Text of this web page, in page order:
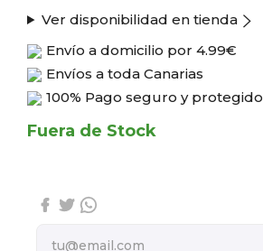
Ver disponibilidad en tienda
Envío a domicilio por 4.99€
Envíos a toda Canarias
100% Pago seguro y protegido
Fuera de Stock